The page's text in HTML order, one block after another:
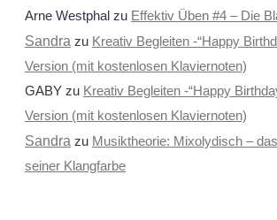
Arne Westphalzu Effektiv Üben #4 – Die
Sandra zu Kreativ Begleiten -“Happy
Version (mit kostenlosen Klaviernoten)
GABYzu Kreativ Begleiten -“Happy
Version (mit kostenlosen Klaviernoten)
Sandra zu Musiktheorie: Mixolydisch –
seiner Klangfarbe